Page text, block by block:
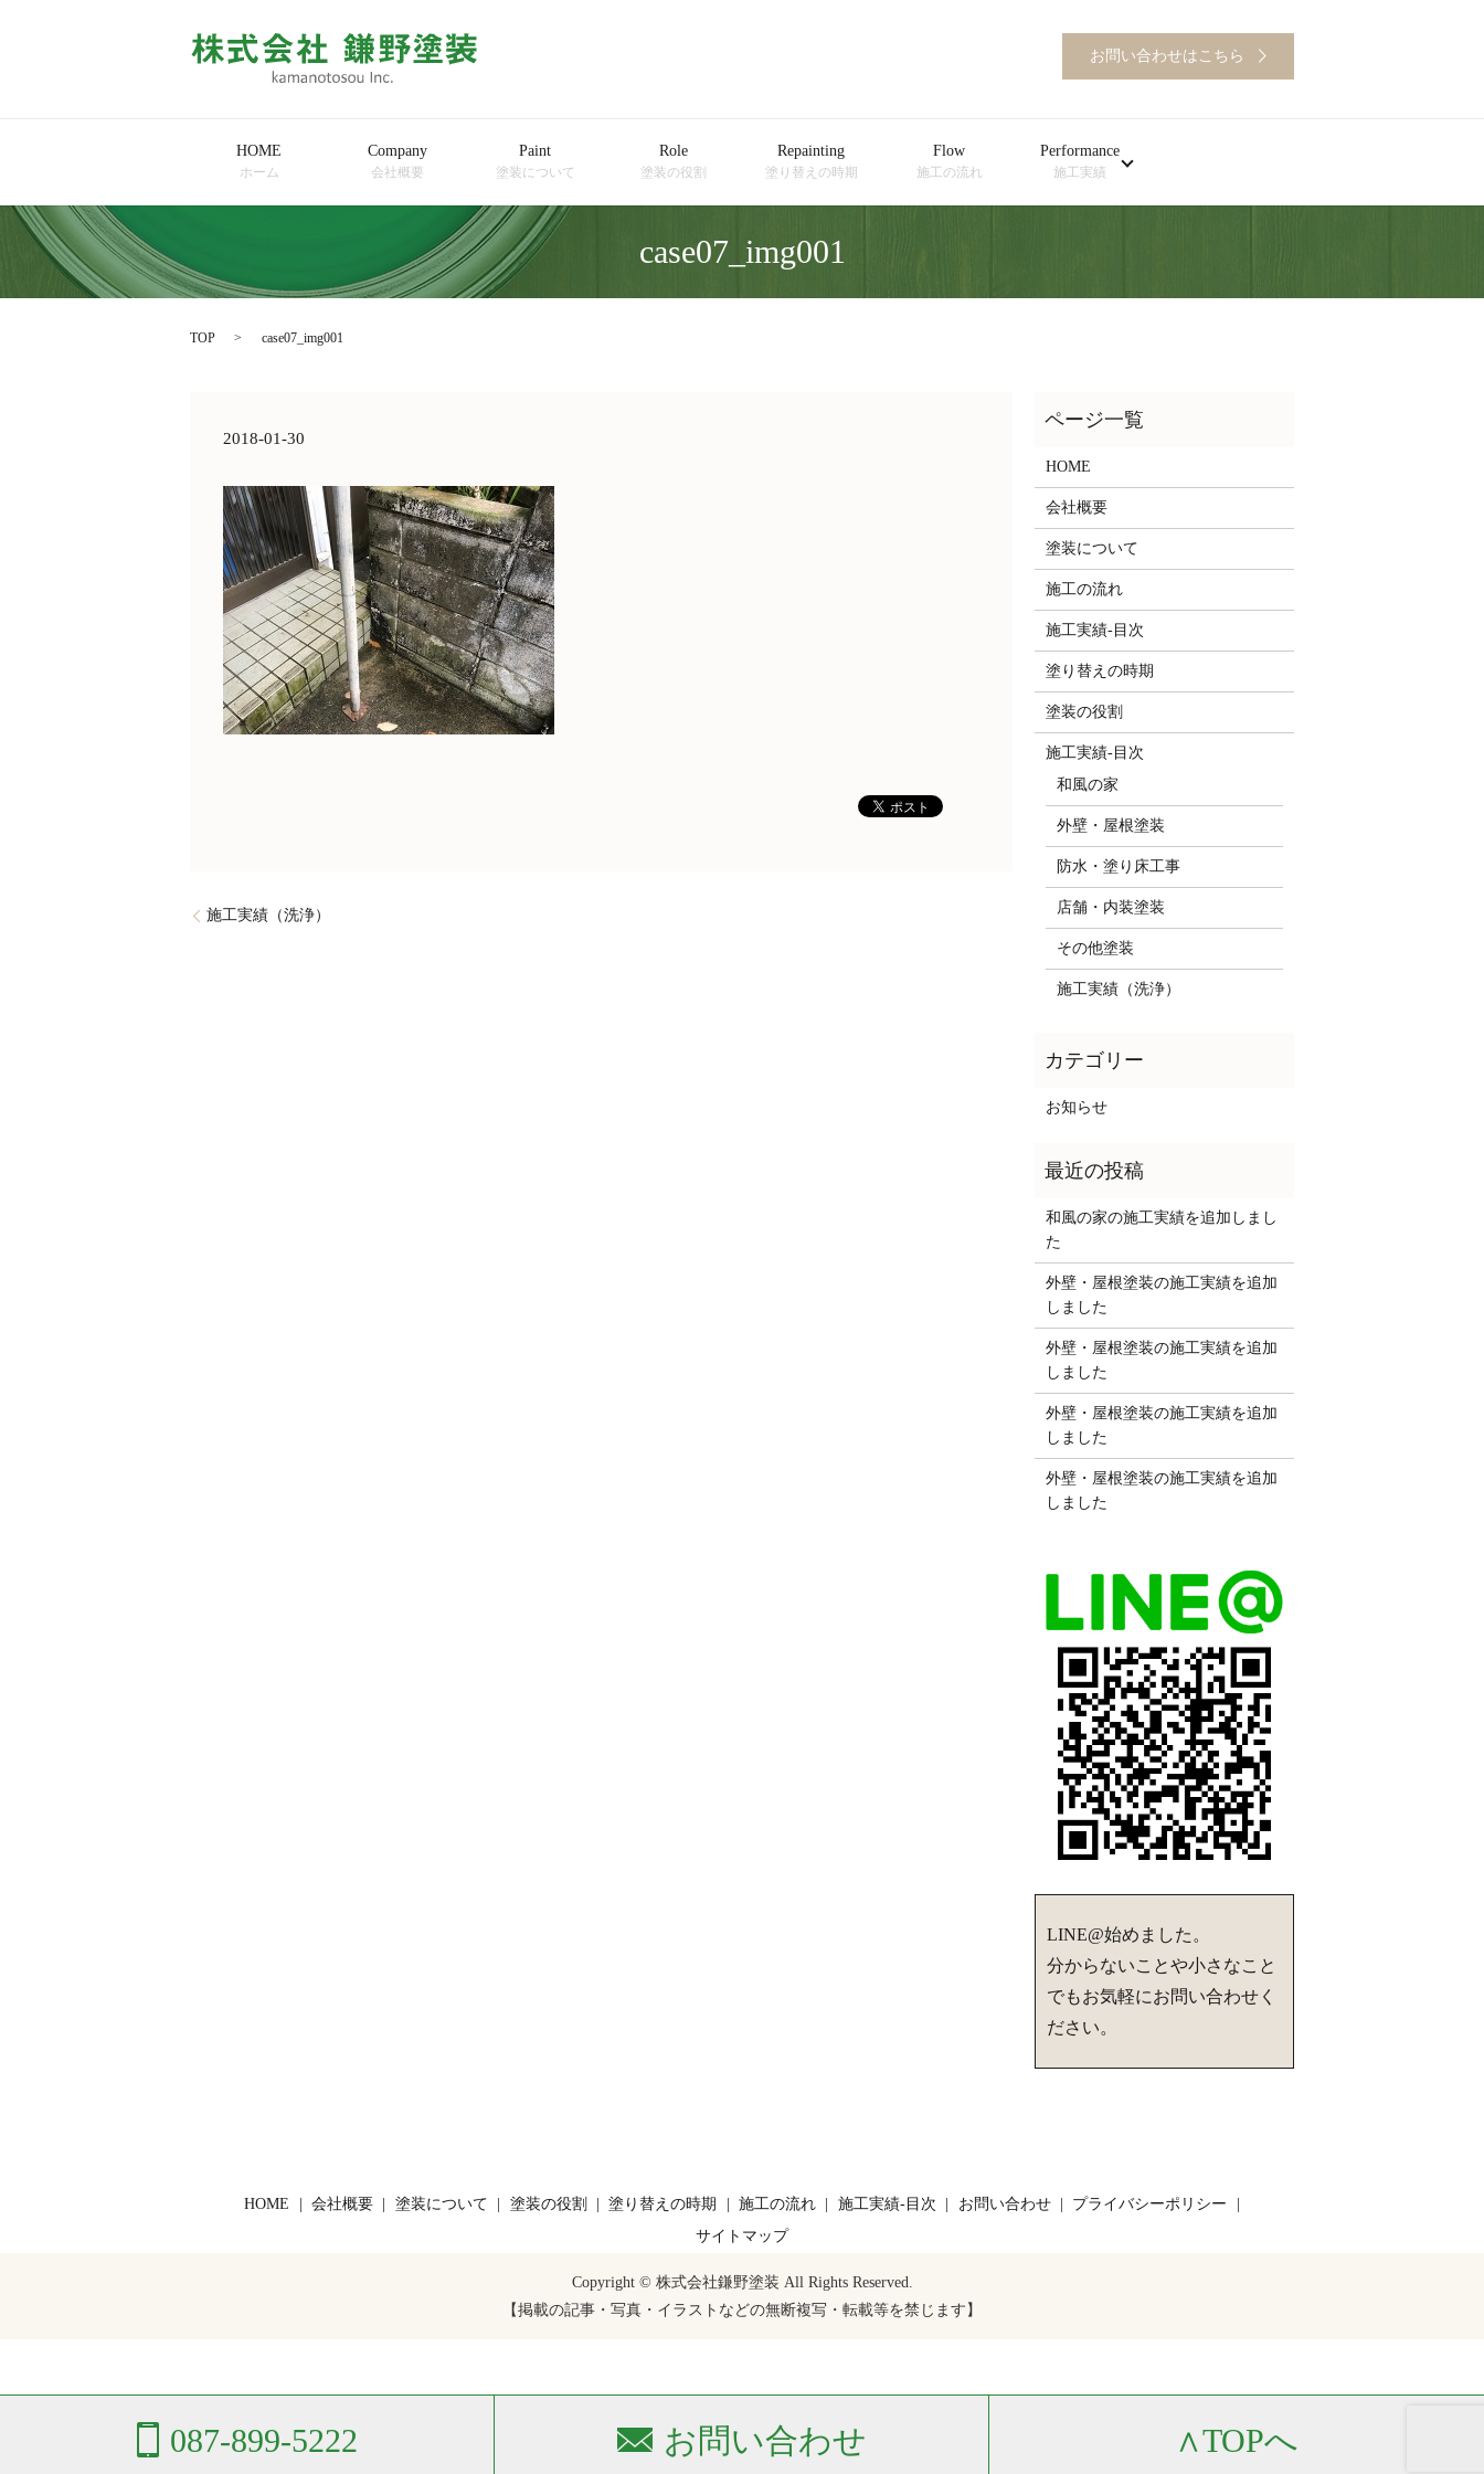
お問い合わせはこちら
HOME
ホーム
Company
会社概要
Paint
塗装について
Role
塗装の役割
Repainting
塗り替えの時期
Flow
施工の流れ
Performance
施工実績
case07_img001
TOP case07_img001
2018-01-30
施工実績（洗浄）
HOME
会社概要
塗装について
施工の流れ
施工実績-目次
塗り替えの時期
塗装の役割
施工実績-目次
和風の家
外壁・屋根塗装
防水・塗り床工事
店舗・内装塗装
その他塗装
施工実績（洗浄）
お知らせ
和風の家の施工実績を追加しまし
た
外壁・屋根塗装の施工実績を追加
しました
外壁・屋根塗装の施工実績を追加
しました
外壁・屋根塗装の施工実績を追加
しました
外壁・屋根塗装の施工実績を追加
しました
LINE@始めました。
分からないことや小さなこと
でもお気軽にお問い合わせく
ださい。
087-899-5222 お問い合わせ ∧TOPへ
HOME 会社概要 塗装について 塗装の役割 塗り替えの時期 施工の流れ 施工実績-目次 お問い合わせ
プライバシーポリシー
サイトマップ
Copyright © 株式会社鎌野塗装 All Rights Reserved.
【掲載の記事・写真・イラストなどの無断複写・転載等を禁じます】